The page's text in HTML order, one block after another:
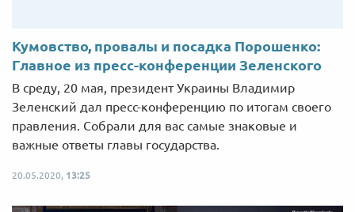
Кумовство, провалы и посадка Порошенко:
Главное из пресс-конференции Зеленского
В среду, 20 мая, президент Украины Владимир
Зеленский дал пресс-конференцию по итогам своего
правления. Собрали для вас самые знаковые и
важные ответы главы государства.
20.05.2020, 13:25